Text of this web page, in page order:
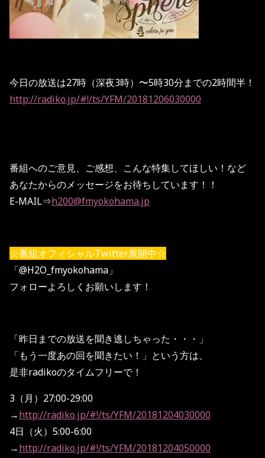
今日の放送は27時（深夜3時）〜5時30分までの2時間半！
http://radiko.jp/#!/ts/YFM/20181206030000
番組へのご意見、ご感想、こんな特集してほしい！など
あなたからのメッセージをお待ちしています！！
E-MAIL⇒h200@fmyokohama.jp
☆番組オフィシャルTwitter展開中☆
「@H2O_fmyokohama」
フォローよろしくお願いします！
「昨日までの放送を聞き逃しちゃった・・・」
「もう一度あの回を聞きたい！」という方は、
是非radikoのタイムフリーで！
3（月）27:00-29:00
→http://radiko.jp/#!/ts/YFM/20181204030000
4日（火）5:00-6:00
→http://radiko.jp/#!/ts/YFM/20181204050000